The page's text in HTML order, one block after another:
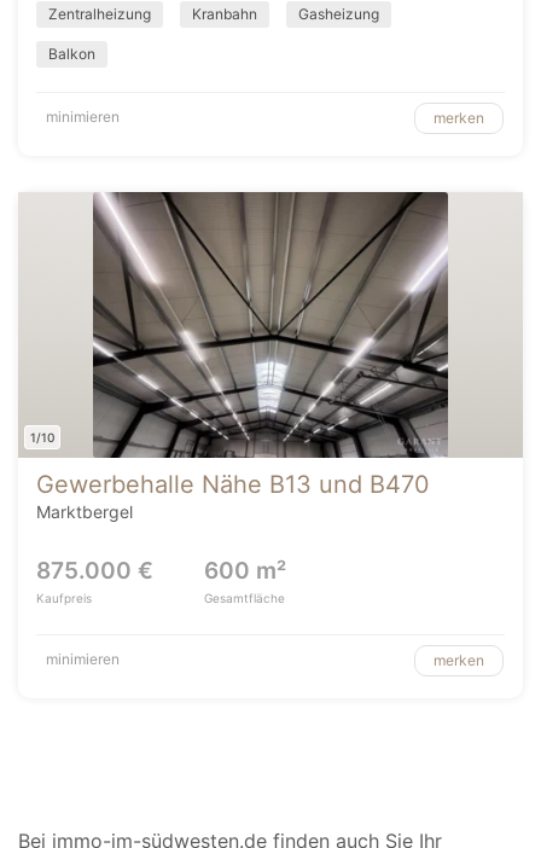
Zentralheizung Kranbahn Gasheizung
Balkon
minimieren merken
1/10
Gewerbehalle Nähe B13 und B470
Marktbergel
875.000 €
Kaufpreis
600 m²
Gesamtfläche
minimieren merken
Bei immo-im-südwesten.de finden auch Sie Ihr